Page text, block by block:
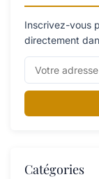
Inscrivez-vous
directement
Catégories